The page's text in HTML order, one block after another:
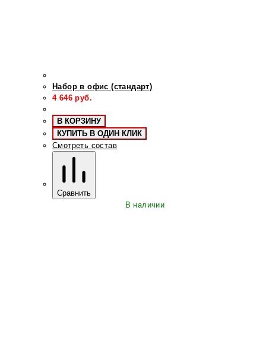
Набор в офис (стандарт)
4 646 руб.
В КОРЗИНУ
КУПИТЬ В ОДИН КЛИК
Смотреть состав
Сравнить
В наличии